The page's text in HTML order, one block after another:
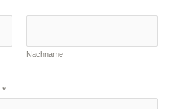
Nachname
*